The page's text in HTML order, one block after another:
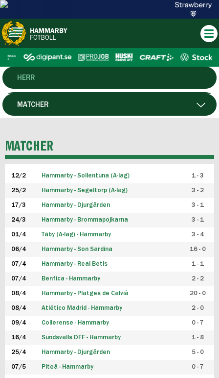
HERR
DAM
P19
F19
FUTSAL HERR
FUTSAL DAM
MATCHER
MATCHER
12/2 Hammarby - Sollentuna (A-lag) 1 - 3
25/2 Hammarby - Segeltorp (A-lag) 3 - 2
17/3 Hammarby - Djurgården 3 - 1
24/3 Hammarby - Brommapojkarna 3 - 1
01/4 Täby (A-lag) - Hammarby 3 - 4
06/4 Hammarby - Son Sardina 16 - 0
07/4 Hammarby - Real Betis 1 - 1
07/4 Benfica - Hammarby 2 - 2
08/4 Hammarby - Platges de Calvià 20 - 0
08/4 Atlético Madrid - Hammarby 2 - 0
09/4 Collerense - Hammarby 0 - 7
16/4 Sundsvalls DFF - Hammarby 1 - 8
25/4 Hammarby - Djurgården 5 - 0
07/5 Piteå - Hammarby 0 - 7